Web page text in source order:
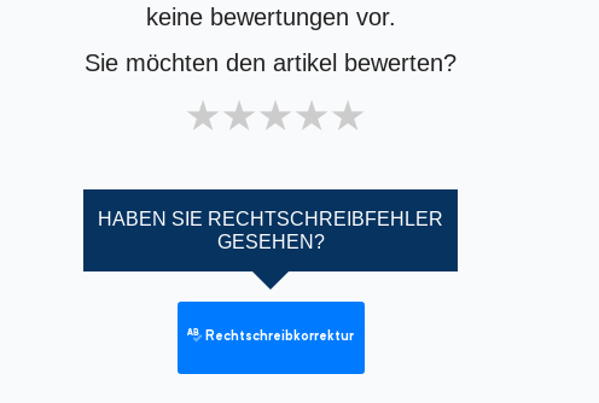
keine bewertungen vor.
Sie möchten den artikel bewerten?
4 stars
3 stars
2 stars
1 star
HABEN SIE RECHTSCHREIBFEHLER
GESEHEN?
Rechtschreibkorrektur